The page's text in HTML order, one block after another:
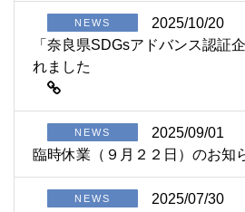
NEWS
2025/10/20
「奈良県SDGsアドバンス認証
れました
NEWS
2025/09/01
臨時休業（９月２２日）のお知
NEWS
2025/07/30